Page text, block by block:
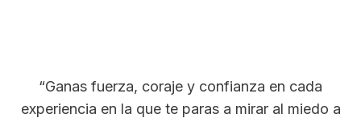
“Ganas fuerza, coraje y confianza en cada
experiencia en la que te paras a mirar al miedo a